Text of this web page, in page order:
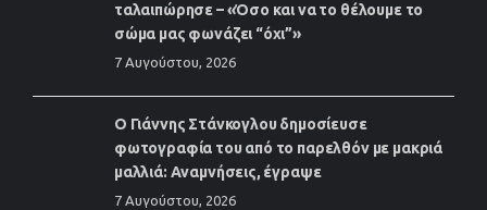
ταλαιπώρησε – «Όσο και να το θέλουμε το
σώμα μας φωνάζει “όχι”»
7 Αυγούστου, 2026
Ο Γιάννης Στάνκογλου δημοσίευσε
φωτογραφία του από το παρελθόν με μακριά
μαλλιά: Αναμνήσεις, έγραψε
7 Αυγούστου, 2026